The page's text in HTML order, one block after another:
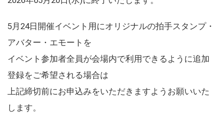
5月24日開催イベント用にオリジナルの拍手スタンプ・
アバター・エモートを
イベント参加者全員が会場内で利用できるように追加
登録をご希望される場合は
上記締切前にお申込みをいただきますようお願いいた
します。